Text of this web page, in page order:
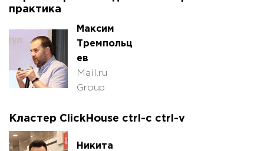
практика
Максим
Тремпольц
ев
Mail.ru
Group
Кластер ClickHouse ctrl-с ctrl-v
Никита